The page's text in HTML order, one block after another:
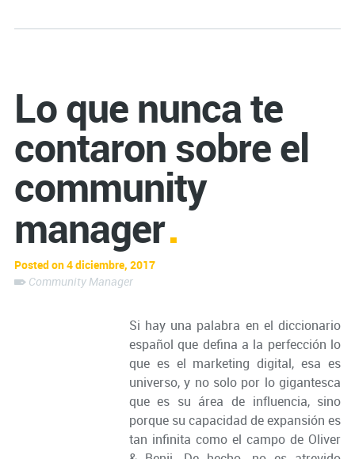
Lo que nunca te
contaron sobre el
community
manager
Posted on 4 diciembre, 2017
Community Manager
Si hay una palabra en el diccionario
español que defina a la perfección lo
que es el marketing digital, esa es
universo, y no solo por lo gigantesca
que es su área de influencia, sino
porque su capacidad de expansión es
tan infinita como el campo de Oliver